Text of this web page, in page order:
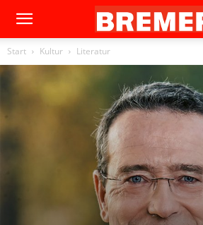
Start Kultur Literatur